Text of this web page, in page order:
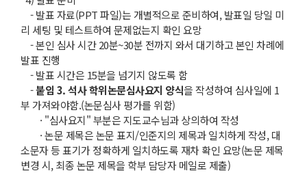
- 발표 자료(PPT 파일)는 개별적으로 준비하여, 발표일 당일 미
리 세팅 및 테스트하여 문제없는지 확인 요망
- 본인 심사 시간 20분~30분 전까지 와서 대기하고 본인 차례에
발표 진행
- 발표 시간은 15분을 넘기지 않도록 함
-붙임 3.석사 학위논문심사요지 양식을 작성하여 심사일에 1
부 가져와야함.(논문심사 평가를 위함)
· "심사요지" 부분은 지도교수님과 상의하여 작성
· 논문 제목은 논문 표지/인준지의 제목과 일치하게 작성, 대
소문자 등 표기가 정확하게 일치하도록 재차 확인 요망(논문 제목
변경 시, 최종 논문 제목을 학부 담당자 메일로 제출)